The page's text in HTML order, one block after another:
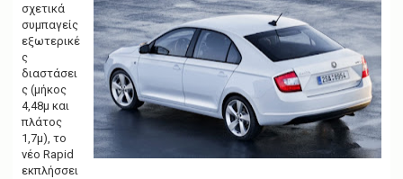
σχετικά
συμπαγείς
εξωτερικέ
ς
διαστάσει
ς (μήκος
4,48μ και
πλάτος
1,7μ), το
νέο Rapid
εκπλήσσει